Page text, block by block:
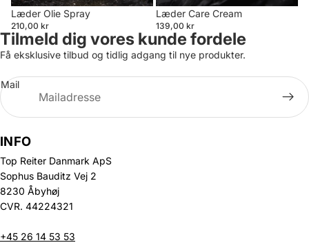
Læder Olie Spray
210,00 kr
Læder Care Cream
139,00 kr
Tilmeld dig vores kunde fordele
Få eksklusive tilbud og tidlig adgang til nye produkter.
Mail
INFO
Top Reiter Danmark ApS
Sophus Bauditz Vej 2
8230 Åbyhøj
CVR. 44224321
+45 26 14 53 53